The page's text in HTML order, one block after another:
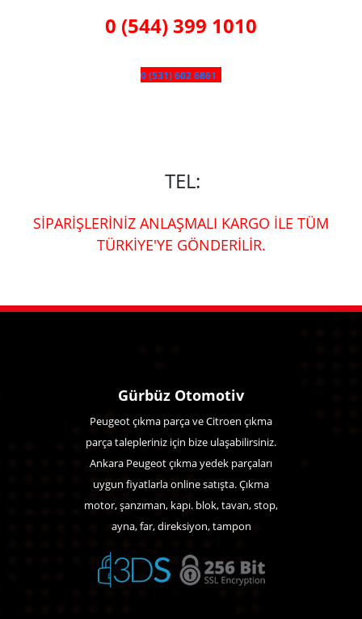
0 (544) 399 1010
0 (531) 602 6861
TEL:
SİPARİŞLERİNİZ ANLAŞMALI KARGO İLE TÜM
TÜRKİYE'YE GÖNDERİLİR.
Gürbüz Otomotiv
Peugeot çıkma parça ve Citroen çıkma
parça talepleriniz için bize ulaşabilirsiniz.
Ankara Peugeot çıkma yedek parçaları
uygun fiyatlarla online satışta. Çıkma
motor, şanzıman, kapı. blok, tavan, stop,
ayna, far, direksiyon, tampon